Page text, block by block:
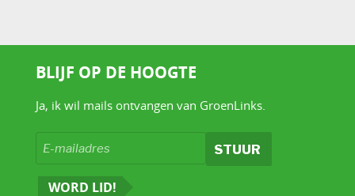
BLIJF OP DE HOOGTE
Ja, ik wil mails ontvangen van GroenLinks.
WORD LID!